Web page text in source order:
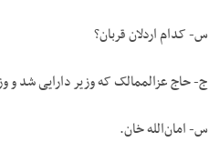
س- کدام اردلان قربان؟
ج- حاج عزالممالک که وزیر دارایی شد و
س- امان‌الله خان.